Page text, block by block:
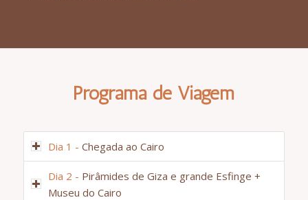
Programa de Viagem
Dia 1 - Chegada ao Cairo
Dia 2 - Pirâmides de Giza e grande Esfinge +
Museu do Cairo